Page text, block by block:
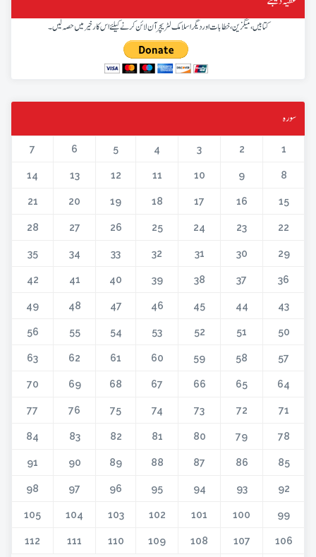
کتابیں، میگزین، خطابات اور دیگر اسلامک لٹریچر آن لائن کرنے کیلئے اس کار خیر میں حصہ لیں۔
سورہ
1
2
3
4
5
6
7
8
9
10
11
12
13
14
15
16
17
18
19
20
21
22
23
24
25
26
27
28
29
30
31
32
33
34
35
36
37
38
39
40
41
42
43
44
45
46
47
48
49
50
51
52
53
54
55
56
57
58
59
60
61
62
63
64
65
66
67
68
69
70
71
72
73
74
75
76
77
78
79
80
81
82
83
84
85
86
87
88
89
90
91
92
93
94
95
96
97
98
99
100
101
102
103
104
105
106
107
108
109
110
111
112